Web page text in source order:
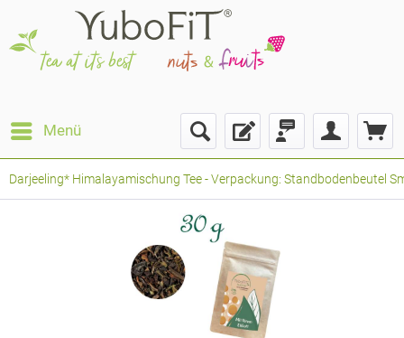
Menü
Darjeeling* Himalayamischung Tee - Verpackung: Standbodenbeutel